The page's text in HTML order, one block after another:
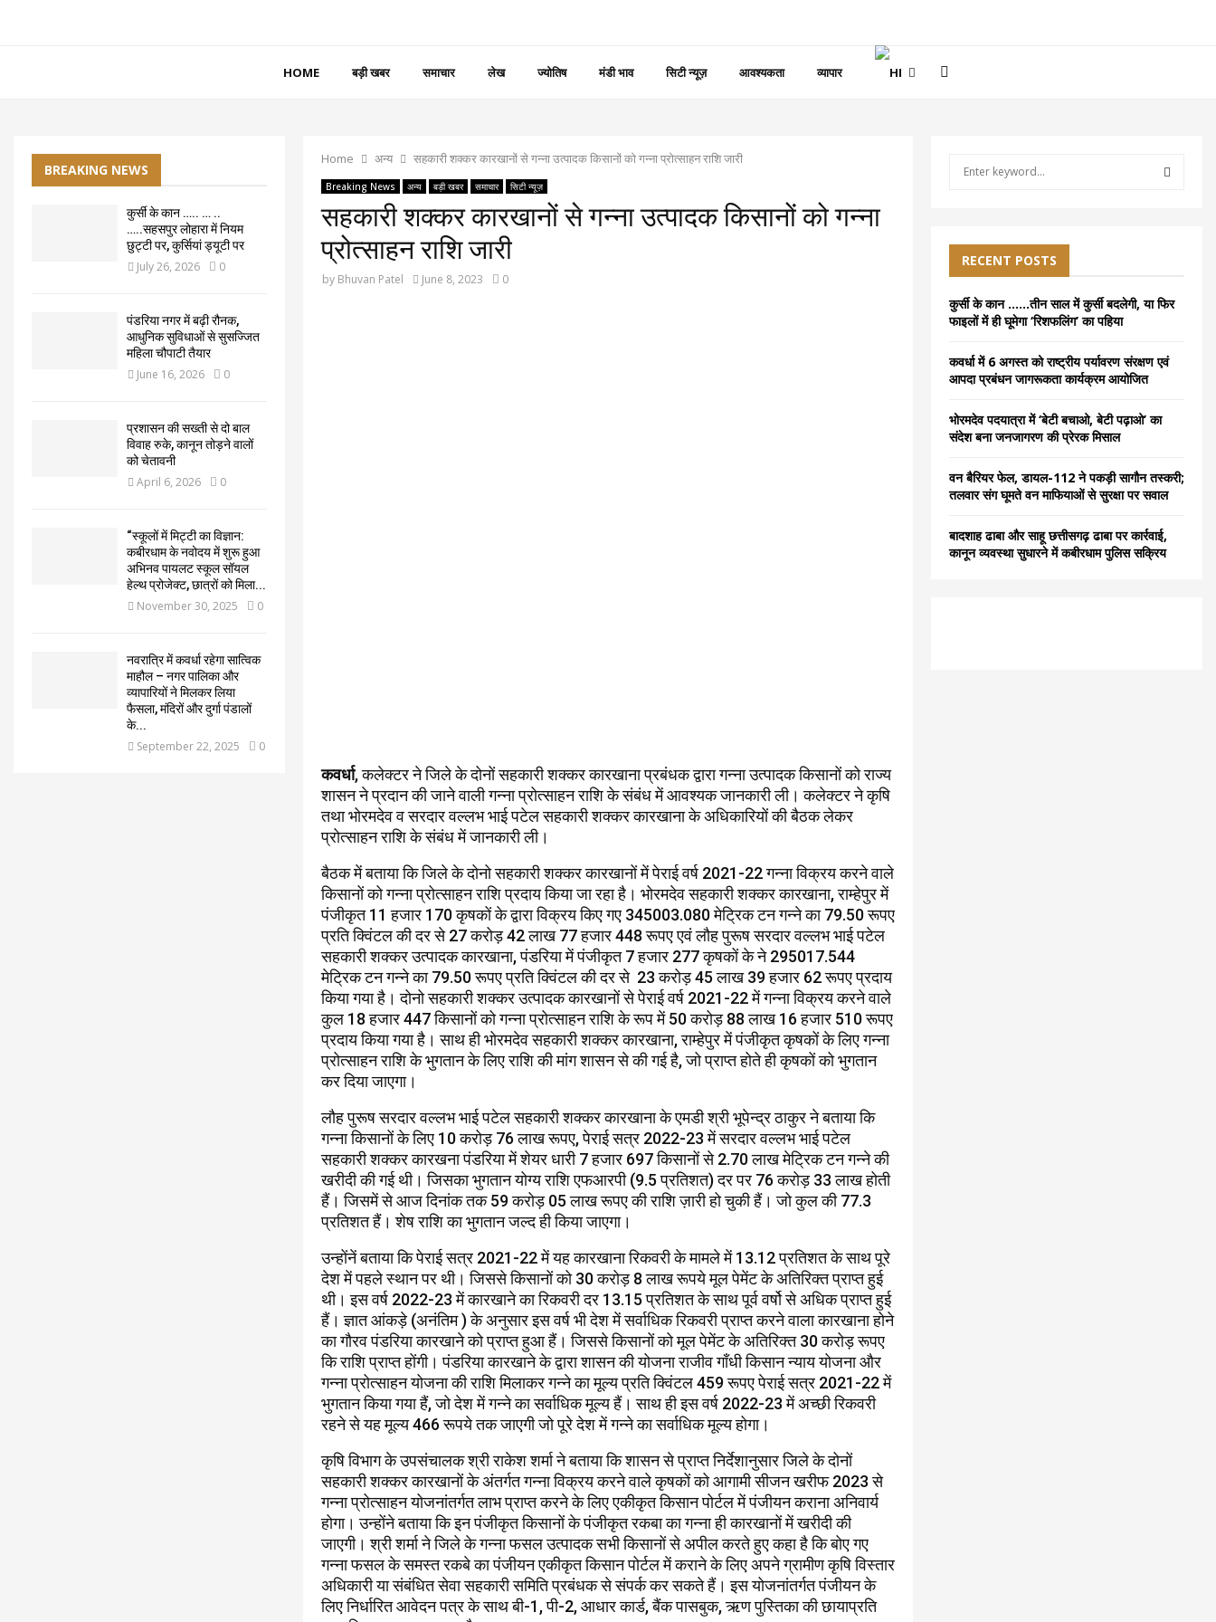
HOME बड़ी खबर समाचार लेख ज्योतिष मंडी भाव सिटी न्यूज़ आवश्यकता व्यापार
Home अन्य सहकारी शक्कर कारखानों से गन्ना उत्पादक किसानों को गन्ना प्रोत्साहन राशि जारी
Breaking News अन्य बड़ी खबर समाचार सिटी न्यूज़
सहकारी शक्कर कारखानों से गन्ना उत्पादक किसानों को गन्ना
प्रोत्साहन राशि जारी
by Bhuvan Patel June 8, 2023 0
कवर्धा, कलेक्टर ने जिले के दोनों सहकारी शक्कर कारखाना प्रबंधक द्वारा गन्ना उत्पादक किसानों को राज्य
शासन ने प्रदान की जाने वाली गन्ना प्रोत्साहन राशि के संबंध में आवश्यक जानकारी ली। कलेक्टर ने कृषि
तथा भोरमदेव व सरदार वल्लभ भाई पटेल सहकारी शक्कर कारखाना के अधिकारियों की बैठक लेकर
प्रोत्साहन राशि के संबंध में जानकारी ली।
बैठक में बताया कि जिले के दोनो सहकारी शक्कर कारखानों में पेराई वर्ष 2021-22 गन्ना विक्रय करने वाले
किसानों को गन्ना प्रोत्साहन राशि प्रदाय किया जा रहा है। भोरमदेव सहकारी शक्कर कारखाना, राम्हेपुर में
पंजीकृत 11 हजार 170 कृषकों के द्वारा विक्रय किए गए 345003.080 मेट्रिक टन गन्ने का 79.50 रूपए
प्रति क्विंटल की दर से 27 करोड़ 42 लाख 77 हजार 448 रूपए एवं लौह पुरूष सरदार वल्लभ भाई पटेल
सहकारी शक्कर उत्पादक कारखाना, पंडरिया में पंजीकृत 7 हजार 277 कृषकों के ने 295017.544
मेट्रिक टन गन्ने का 79.50 रूपए प्रति क्विंटल की दर से 23 करोड़ 45 लाख 39 हजार 62 रूपए प्रदाय
किया गया है। दोनो सहकारी शक्कर उत्पादक कारखानों से पेराई वर्ष 2021-22 में गन्ना विक्रय करने वाले
कुल 18 हजार 447 किसानों को गन्ना प्रोत्साहन राशि के रूप में 50 करोड़ 88 लाख 16 हजार 510 रूपए
प्रदाय किया गया है। साथ ही भोरमदेव सहकारी शक्कर कारखाना, राम्हेपुर में पंजीकृत कृषकों के लिए गन्ना
प्रोत्साहन राशि के भुगतान के लिए राशि की मांग शासन से की गई है, जो प्राप्त होते ही कृषकों को भुगतान
कर दिया जाएगा।
लौह पुरूष सरदार वल्लभ भाई पटेल सहकारी शक्कर कारखाना के एमडी श्री भूपेन्द्र ठाकुर ने बताया कि
गन्ना किसानों के लिए 10 करोड़ 76 लाख रूपए, पेराई सत्र 2022-23 में सरदार वल्लभ भाई पटेल
सहकारी शक्कर कारखना पंडरिया में शेयर धारी 7 हजार 697 किसानों से 2.70 लाख मेट्रिक टन गन्ने की
खरीदी की गई थी। जिसका भुगतान योग्य राशि एफआरपी (9.5 प्रतिशत) दर पर 76 करोड़ 33 लाख होती
हैं। जिसमें से आज दिनांक तक 59 करोड़ 05 लाख रूपए की राशि ज़ारी हो चुकी हैं। जो कुल की 77.3
प्रतिशत हैं। शेष राशि का भुगतान जल्द ही किया जाएगा।
उन्होंनें बताया कि पेराई सत्र 2021-22 में यह कारखाना रिकवरी के मामले में 13.12 प्रतिशत के साथ पूरे
देश में पहले स्थान पर थी। जिससे किसानों को 30 करोड़ 8 लाख रूपये मूल पेमेंट के अतिरिक्त प्राप्त हुई
थी। इस वर्ष 2022-23 में कारखाने का रिकवरी दर 13.15 प्रतिशत के साथ पूर्व वर्षो से अधिक प्राप्त हुई
हैं। ज्ञात आंकड़े (अनंतिम ) के अनुसार इस वर्ष भी देश में सर्वाधिक रिकवरी प्राप्त करने वाला कारखाना होने
का गौरव पंडरिया कारखाने को प्राप्त हुआ हैं। जिससे किसानों को मूल पेमेंट के अतिरिक्त 30 करोड़ रूपए
कि राशि प्राप्त होंगी। पंडरिया कारखाने के द्वारा शासन की योजना राजीव गाँधी किसान न्याय योजना और
गन्ना प्रोत्साहन योजना की राशि मिलाकर गन्ने का मूल्य प्रति क्विंटल 459 रूपए पेराई सत्र 2021-22 में
भुगतान किया गया हैं, जो देश में गन्ने का सर्वाधिक मूल्य हैं। साथ ही इस वर्ष 2022-23 में अच्छी रिकवरी
रहने से यह मूल्य 466 रूपये तक जाएगी जो पूरे देश में गन्ने का सर्वाधिक मूल्य होगा।
कृषि विभाग के उपसंचालक श्री राकेश शर्मा ने बताया कि शासन से प्राप्त निर्देशानुसार जिले के दोनों
सहकारी शक्कर कारखानों के अंतर्गत गन्ना विक्रय करने वाले कृषकों को आगामी सीजन खरीफ 2023 से
गन्ना प्रोत्साहन योजनांतर्गत लाभ प्राप्त करने के लिए एकीकृत किसान पोर्टल में पंजीयन कराना अनिवार्य
होगा। उन्होंने बताया कि इन पंजीकृत किसानों के पंजीकृत रकबा का गन्ना ही कारखानों में खरीदी की
जाएगी। श्री शर्मा ने जिले के गन्ना फसल उत्पादक सभी किसानों से अपील करते हुए कहा है कि बोए गए
गन्ना फसल के समस्त रकबे का पंजीयन एकीकृत किसान पोर्टल में कराने के लिए अपने ग्रामीण कृषि विस्तार
अधिकारी या संबंधित सेवा सहकारी समिति प्रबंधक से संपर्क कर सकते हैं। इस योजनांतर्गत पंजीयन के
लिए निर्धारित आवेदन पत्र के साथ बी-1, पी-2, आधार कार्ड, बैंक पासबुक, ऋण पुस्तिका की छायाप्रति
BREAKING NEWS
कुर्सी के कान ….. … ..
…..सहसपुर लोहारा में नियम
छुट्टी पर, कुर्सियां ड्यूटी पर
July 26, 2026 0
पंडरिया नगर में बढ़ी रौनक,
आधुनिक सुविधाओं से सुसज्जित
महिला चौपाटी तैयार
June 16, 2026 0
प्रशासन की सख्ती से दो बाल
विवाह रुके, कानून तोड़ने वालों
को चेतावनी
April 6, 2026 0
“स्कूलों में मिट्टी का विज्ञान:
कबीरधाम के नवोदय में शुरू हुआ
अभिनव पायलट स्कूल सॉयल
हेल्थ प्रोजेक्ट, छात्रों को मिला...
November 30, 2025 0
नवरात्रि में कवर्धा रहेगा सात्विक
माहौल – नगर पालिका और
व्यापारियों ने मिलकर लिया
फैसला, मंदिरों और दुर्गा पंडालों
के...
September 22, 2025 0
f
o
r
C
RECENT POSTS
कुर्सी के कान ……तीन साल में कुर्सी बदलेगी, या फिर
फाइलों में ही घूमेगा ‘रिशफलिंग’ का पहिया
कवर्धा में 6 अगस्त को राष्ट्रीय पर्यावरण संरक्षण एवं
आपदा प्रबंधन जागरूकता कार्यक्रम आयोजित
भोरमदेव पदयात्रा में ‘बेटी बचाओ, बेटी पढ़ाओ’ का
संदेश बना जनजागरण की प्रेरक मिसाल
वन बैरियर फेल, डायल-112 ने पकड़ी सागौन तस्करी;
तलवार संग घूमते वन माफियाओं से सुरक्षा पर सवाल
बादशाह ढाबा और साहू छत्तीसगढ़ ढाबा पर कार्रवाई,
कानून व्यवस्था सुधारने में कबीरधाम पुलिस सक्रिय